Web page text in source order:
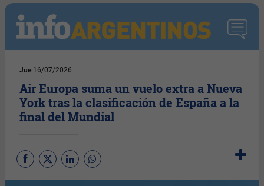
Jue 16/07/2026
Air Europa suma un vuelo extra a Nueva
York tras la clasificación de España a la
final del Mundial